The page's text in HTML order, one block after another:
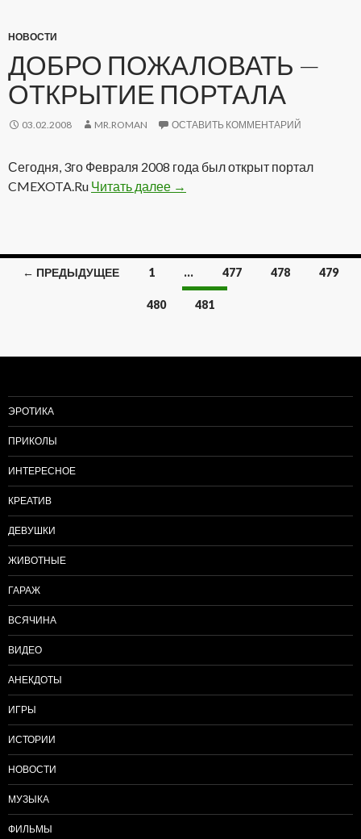
НОВОСТИ
ДОБРО ПОЖАЛОВАТЬ —
ОТКРЫТИЕ ПОРТАЛА
03.02.2008 MR.ROMAN ОСТАВИТЬ КОММЕНТАРИЙ
Сегодня, 3го Февраля 2008 года был открыт портал
CMEXOTA.Ru Читать далее Добро пожаловать — Открытие
→
записям
← ПРЕДЫДУЩЕЕ 1 … 477 478 479
480 481
ЭРОТИКА
ПРИКОЛЫ
ИНТЕРЕСНОЕ
КРЕАТИВ
ДЕВУШКИ
ЖИВОТНЫЕ
ГАРАЖ
ВСЯЧИНА
ВИДЕО
АНЕКДОТЫ
ИГРЫ
ИСТОРИИ
НОВОСТИ
МУЗЫКА
ФИЛЬМЫ